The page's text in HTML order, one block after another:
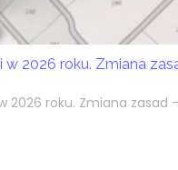
w 2026 roku. Zmiana
2026 roku. Zmiana zasad